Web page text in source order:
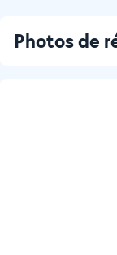
Photos de